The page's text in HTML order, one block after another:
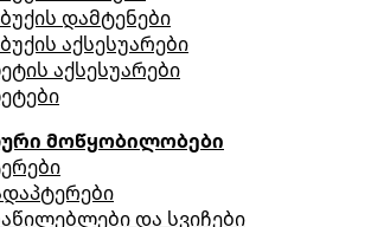
დამტენები
აქსესუარები
აქსესუარები
მოწყობილობები
და სვიჩები